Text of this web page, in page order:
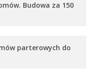
Budowa za 150
parterowych do